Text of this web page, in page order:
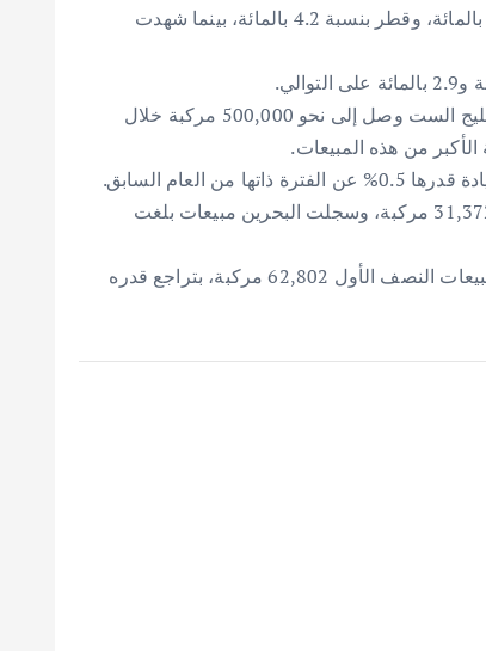
شهري قدره 24,745 سيارة. وبالمقارنة، سجلت عمان نموًا بنسبة 5.3 بالمائة، وقطر بنسبة 4.2 بالمائة، بينما شهدت
أشارت المنصة إلى أن إجمالي مبيعات السيارات الجديدة في دول الخليج الست وصل إلى نحو 500,000 مركبة خلال
في السعودية، سجلت مبيعات السيارات الجديدة 346,868 مركبة، بزيادة قدرها 0.5% عن الفترة ذاتها من العام السابق.
بينما في عمان، ارتفعت المبيعات إلى 30,346 مركبة، في قطر إلى 31,372 مركبة، وسجلت البحرين مبيعات بلغت
وعلى النقيض، استمر السوق الكويتي في التراجع، حيث بلغ إجمالي مبيعات النصف الأول 62,802 مركبة، بتراجع قدره